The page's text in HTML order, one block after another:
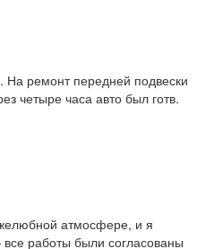
На ремонт передней подвески
четыре часа авто был готв.
атмосфере, и я
работы были согласованы